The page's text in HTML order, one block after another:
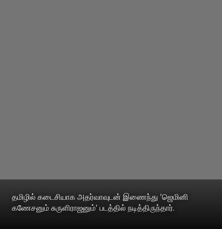
தமிழில் கடைசியாக அதர்வாவுடன் இணைந்து 'ஜெமினி
கணேசனும் சுருளிராஜனும்' படத்தில் நடித்திருந்தார்.